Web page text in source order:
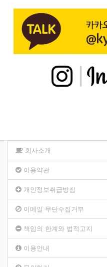
회사소개
이용약관
개인정보취급방침
이메일 무단수집거부
책임의 한계와 법적고지
이용안내